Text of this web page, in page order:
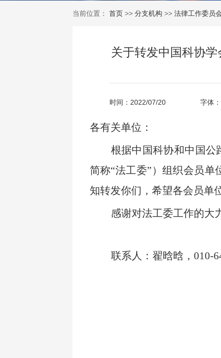
当前位置： 首页>> 分支机构 >> 法律工作委员
关于转发中国科协
时间：2022/07/20 字体
各有关单位 ：
根据中国科协和中国公
简称“法工委”）组织会员
知转发你们，希望各会员单
感谢对法工委工作的大
联系人： 翟晗晗 ， 010-